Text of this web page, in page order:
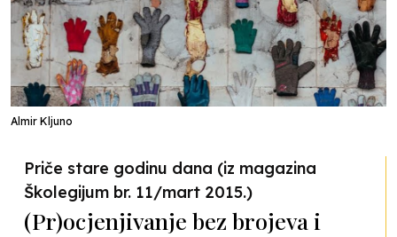
Almir Kljuno
Priče stare godinu dana (iz magazina
Školegijum br. 11/mart 2015.)
(Pr)ocjenjivanje bez brojeva i